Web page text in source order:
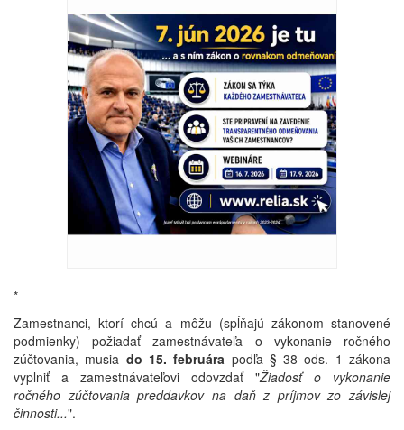
*
Zamestnanci, ktorí chcú a môžu (spĺňajú zákonom stanovené
podmienky) požiadať zamestnávateľa o vykonanie ročného
zúčtovania, musia do 15. februára podľa § 38 ods. 1 zákona
vyplniť a zamestnávateľovi odovzdať "Žiadosť o vykonanie
ročného zúčtovania preddavkov na daň z príjmov zo závislej
činnosti...".